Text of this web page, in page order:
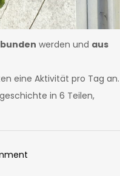
werden und aus
eine Aktivität pro Tag an.
in 6 Teilen,